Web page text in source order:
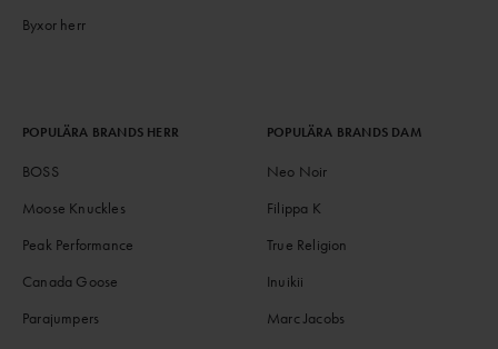
Byxor herr
POPULÄRA BRANDS HERR
BOSS
Moose Knuckles
Peak Performance
Canada Goose
Parajumpers
POPULÄRA BRANDS DAM
Neo Noir
Filippa K
True Religion
Inuikii
Marc Jacobs